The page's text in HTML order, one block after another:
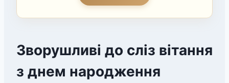
Зворушливі до сліз вітання
з днем народження